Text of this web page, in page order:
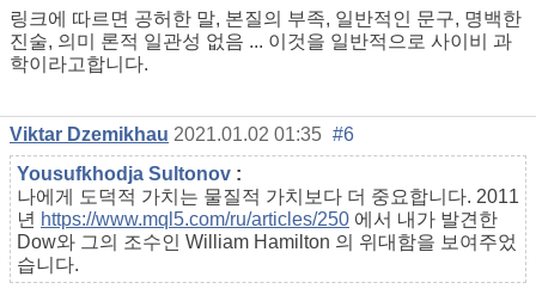
링크에 따르면 공허한 말, 본질의 부족, 일반적인 문구, 명백한
진술, 의미 론적 일관성 없음 ... 이것을 일반적으로 사이비 과
학이라고합니다.
Viktar Dzemikhau 2021.01.02 01:35 #6
Yousufkhodja Sultonov :
나에게 도덕적 가치는 물질적 가치보다 더 중요합니다. 2011
년 https://www.mql5.com/ru/articles/250 에서 내가 발견한
Dow와 그의 조수인 William Hamilton 의 위대함을 보여주었
습니다.